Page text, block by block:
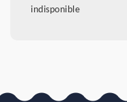
indisponible